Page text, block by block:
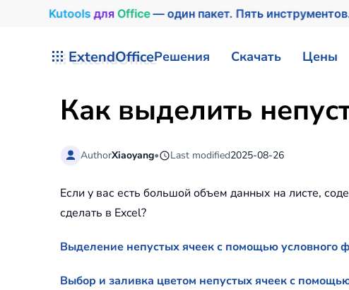
Kutools для Office— один пакет. Пять
ExtendOfficeРешения Скачать Цены
Как выделить
AuthorXiaoyang• Last modified2025-08-26
Если у вас есть большой объем данных на листе,
сделать в Excel?
Выделение непустых ячеек с помощью условного
Выбор и заливка цветом непустых ячеек с